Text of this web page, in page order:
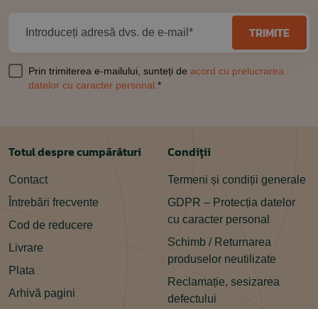
Introduceți adresă dvs. de e-mail* TRIMITE
Prin trimiterea e-mailului, sunteți de acord cu prelucrarea
datelor cu caracter personal. *
Totul despre cumpărături
Contact
Întrebări frecvente
Cod de reducere
Livrare
Plata
Arhivă pagini
Condiții
Termeni și condiții generale
GDPR – Protecția datelor
cu caracter personal
Schimb / Returnarea
produselor neutilizate
Reclamație, sesizarea
defectului